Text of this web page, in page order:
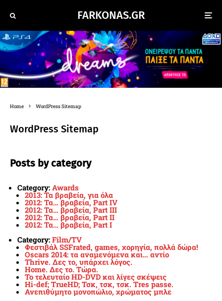
FARKONAS.GR
Home WordPress Sitemap
WordPress Sitemap
Posts by category
Category: Awards
2013: Τα βραβεία, για όλα
2012: Τα… βραβεία, Part IV
2012: Τα… βραβεία, Part III
2012: Τα… βραβεία, Part II
2012: Τα… βραβεία, Part I
Category: Film/TV
Φεστιβάλ SSFrated, games, χορηγία, πολλά δώρα!
Oscars 2014: τα αναμενόμενα και… αντίο
Thrive. Δες το, υπάρχει λόγος.
Home. Δες το. Τώρα.
Το τελευταίο HD-DVD και λίγες σκέψεις
Hi-def; TrueHD; Τσκ, τσκ, τσκ. Tres passe.
Ανεπιθύμητο μονοπώλιο, χρώματος μπλε